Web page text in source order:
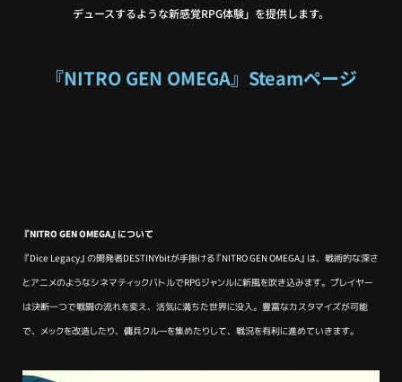
デュースするような新感覚RPG体験」を提供します。
『NITRO GEN OMEGA』Steamページ
『NITRO GEN OMEGA』について
『Dice Legacy』の開発者DESTINYbitが手掛ける『NITRO GEN OMEGA』は、戦術的な深さ
とアニメのようなシネマティックバトルでRPGジャンルに新風を吹き込みます。プレイヤー
は決断一つで戦闘の流れを変え、活気に満ちた世界に没入。豊富なカスタマイズが可能
で、メックを改造したり、傭兵クルーを集めたりして、戦況を有利に進めていきます。